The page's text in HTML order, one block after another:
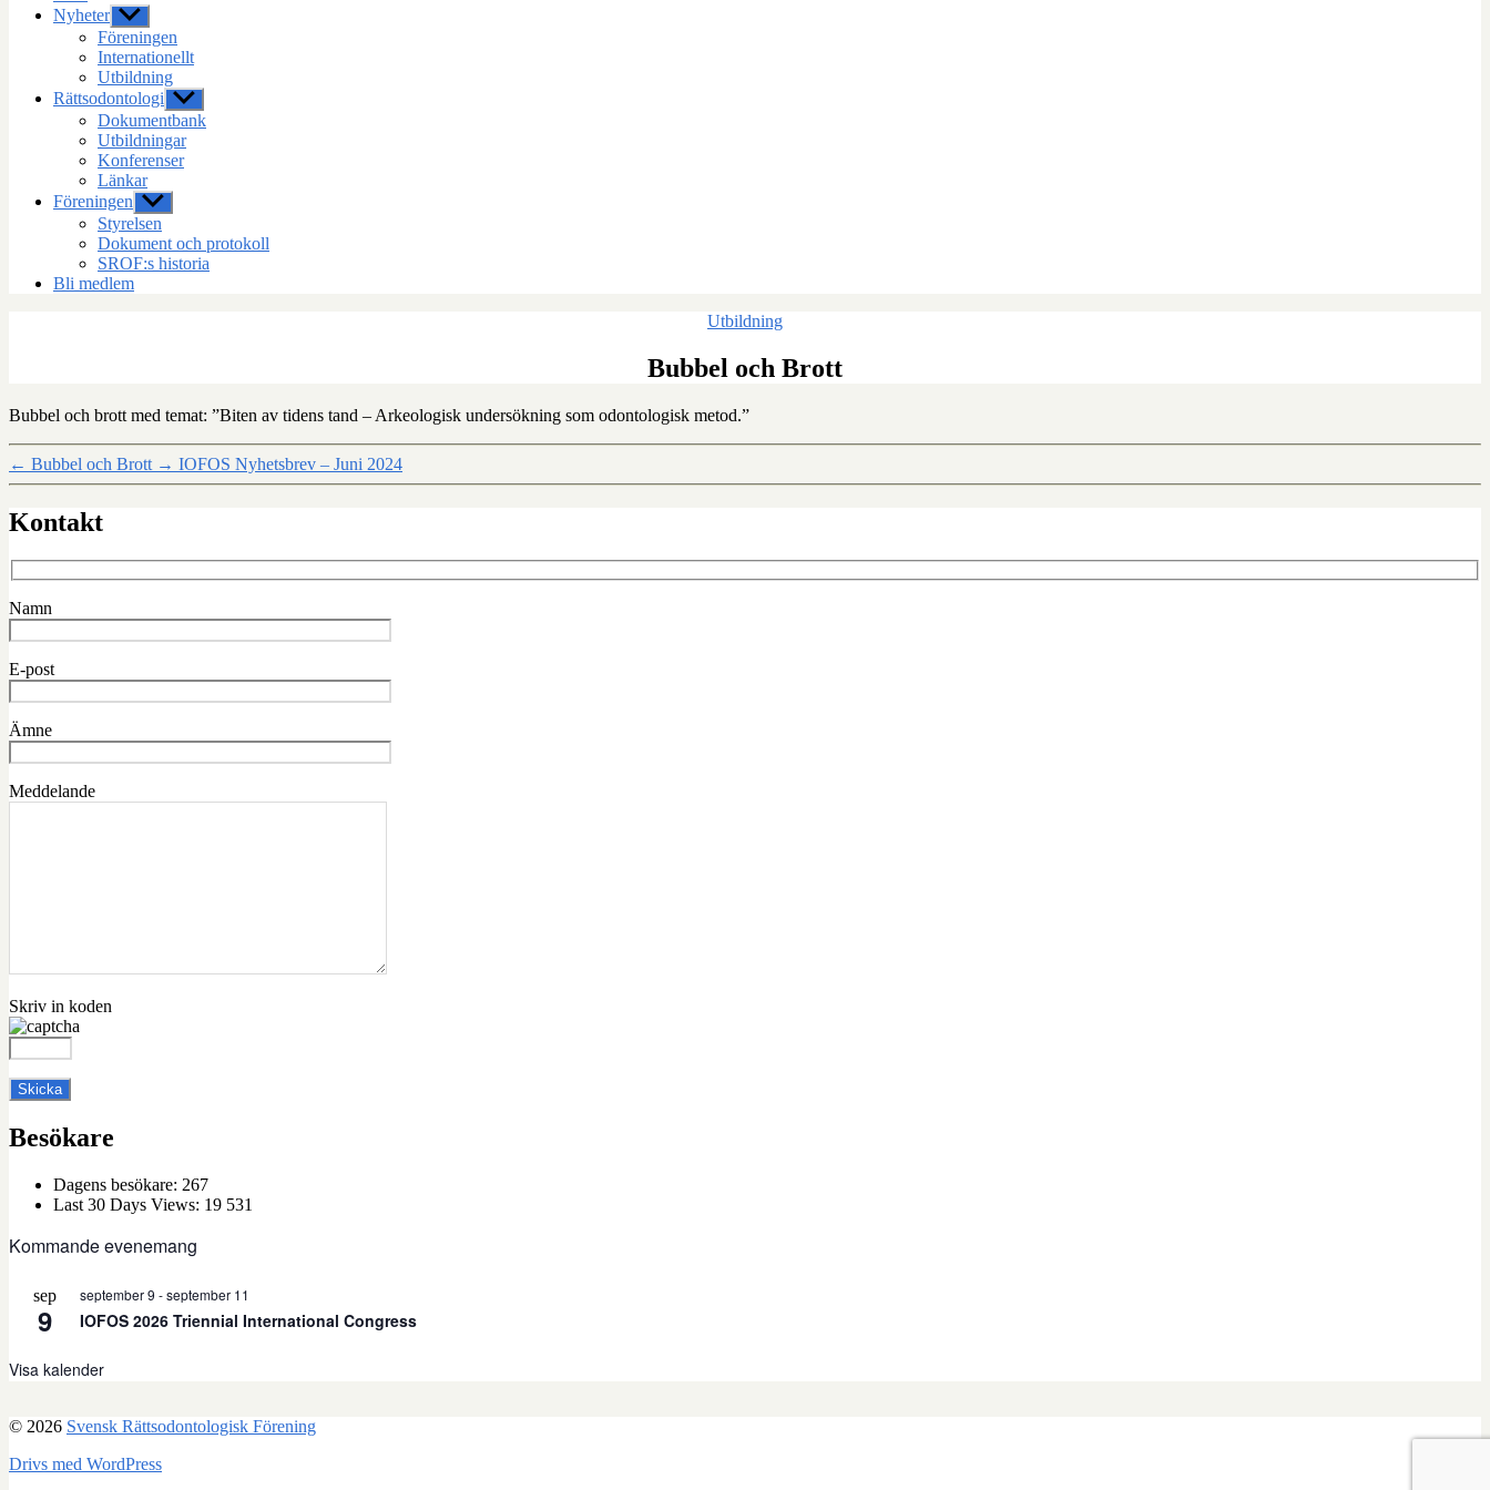
Nyheter Visa
undermeny
Föreningen
Internationellt
Utbildning
Rättsodontologi Visa
undermeny
Dokumentbank
Utbildningar
Konferenser
Länkar
Föreningen Visa
undermeny
Styrelsen
Dokument och protokoll
SROF:s historia
Bli medlem
Kategorier
Utbildning
Bubbel och Brott
Bubbel och brott med temat: ”Biten av tidens tand – Arkeologisk undersökning som odontologisk metod.”
← Bubbel och Brott → IOFOS Nyhetsbrev – Juni 2024
Kontakt
Namn
E-post
Ämne
Meddelande
Skriv in koden
Besökare
Dagens besökare: 267
Last 30 Days Views: 19 531
Kommande evenemang
sep
9
september 9 -september 11
IOFOS 2026 Triennial International Congress
Visa kalender
© 2026 Svensk Rättsodontologisk Förening
Drivs med WordPress